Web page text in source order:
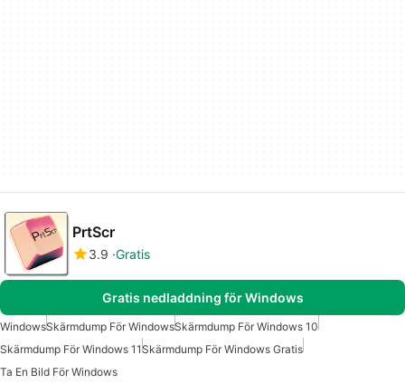
PrtScr
3.9 Gratis
Gratis nedladdning för Windows
WindowsSkärmdump För WindowsSkärmdump För Windows 10
Skärmdump För Windows 11Skärmdump För Windows Gratis
Ta En Bild För Windows